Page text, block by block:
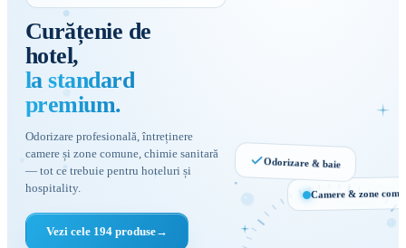
Curățenie de
hotel,
la standard
premium.
Odorizare profesională, întreținere
camere și zone comune, chimie sanitară
— tot ce trebuie pentru hoteluri și
hospitality.
Vezi cele 194 produse→
Confort
Camere & zone
Odorizare & baie